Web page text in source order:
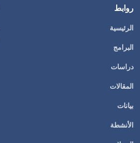
روابط
الرئيسية
البرامج
دراسات
المقالات
بيانات
الأنشطة